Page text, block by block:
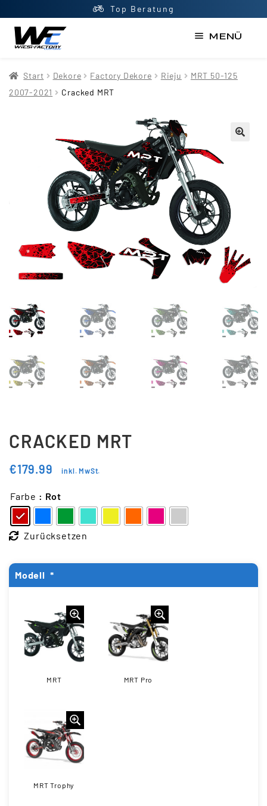
Top Beratung
MENÜ
AGB
Mein Konto
Newsletter
Shop
Updraft Central
Warenkorb
Widerrufsbelehrung
Wunschliste
Start Dekore Factory Dekore Rieju
MRT 50-125
2007-2021
Cracked MRT
CRACKED MRT
€179.99 inkl. MwSt.
Farbe : Rot
Zurücksetzen
Modell *
MRT MRT Pro
MRT Trophy